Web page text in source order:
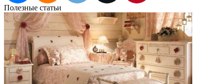
Полезные статьи